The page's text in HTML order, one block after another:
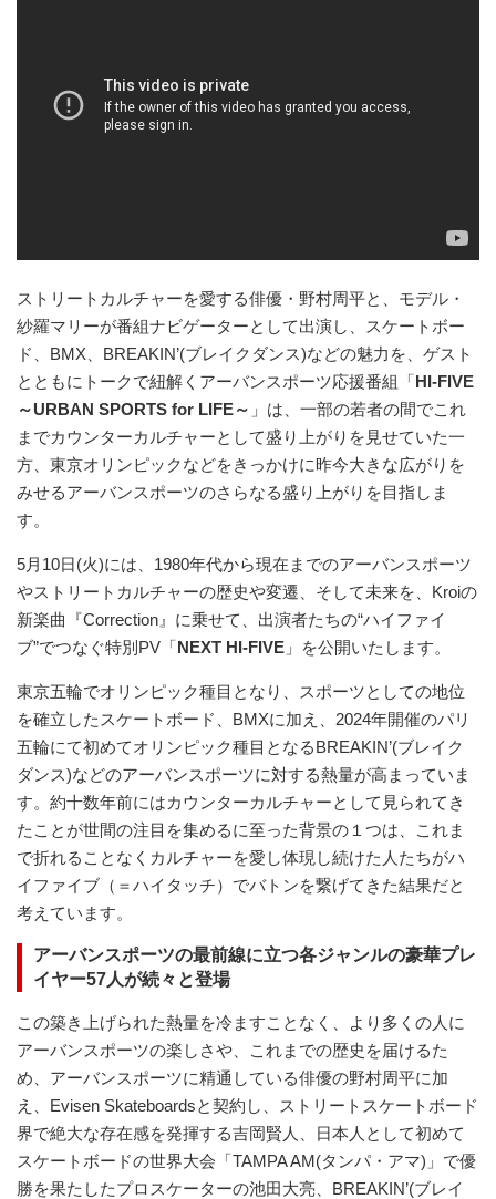
ストリートカルチャーを愛する俳優・野村周平と、モデル・
紗羅マリーが番組ナビゲーターとして出演し、スケートボー
ド、BMX、BREAKIN’(ブレイクダンス)などの魅力を、ゲスト
とともにトークで紐解くアーバンスポーツ応援番組「HI-FIVE
～URBAN SPORTS for LIFE～ 」は、一部の若者の間でこれ
までカウンターカルチャーとして盛り上がりを見せていた一
方、東京オリンピックなどをきっかけに昨今大きな広がりを
みせるアーバンスポーツのさらなる盛り上がりを目指しま
す。
5月10日(火)には、1980年代から現在までのアーバンスポーツ
やストリートカルチャーの歴史や変遷、そして未来を、Kroiの
新楽曲『Correction』に乗せて、出演者たちの“ハイファイ
ブ”でつなぐ特別PV「NEXT HI-FIVE 」を公開いたします。
東京五輪でオリンピック種目となり、スポーツとしての地位
を確立したスケートボード、BMXに加え、2024年開催のパリ
五輪にて初めてオリンピック種目となるBREAKIN’(ブレイク
ダンス)などのアーバンスポーツに対する熱量が高まっていま
す。約十数年前にはカウンターカルチャーとして見られてき
たことが世間の注目を集めるに至った背景の１つは、これま
で折れることなくカルチャーを愛し体現し続けた人たちがハ
イファイブ（＝ハイタッチ）でバトンを繋げてきた結果だと
考えています。
アーバンスポーツの最前線に立つ各ジャンルの豪華プレ
イヤー57人が続々と登場
この築き上げられた熱量を冷ますことなく、より多くの人に
アーバンスポーツの楽しさや、これまでの歴史を届けるた
め、アーバンスポーツに精通している俳優の野村周平に加
え、Evisen Skateboardsと契約し、ストリートスケートボード
界で絶大な存在感を発揮する吉岡賢人、日本人として初めて
スケートボードの世界大会「TAMPA AM(タンパ・アマ)」で優
勝を果たしたプロスケーターの池田大亮、BREAKIN’(ブレイ